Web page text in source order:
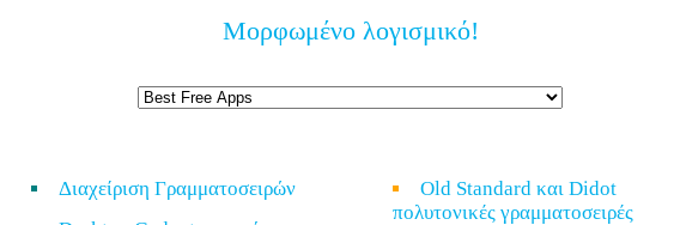
Μορφωμένο λογισμικό!
Διαχείριση Γραμματοσειρών
Old Standard και Didot
πολυτονικές γραμματοσειρές